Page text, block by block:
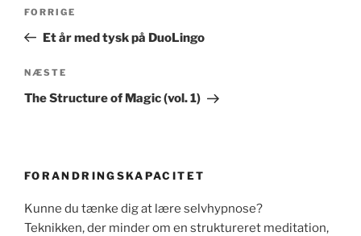
Forrige
indlæg
FORRIGE
Et år med tysk på DuoLingo
Næste
indlæg
NÆSTE
The Structure of Magic (vol. 1)
FORANDRINGSKAPACITET
Kunne du tænke dig at lære selvhypnose?
Teknikken, der minder om en struktureret meditation,